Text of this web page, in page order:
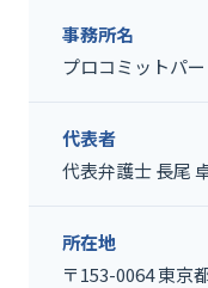
事務所名
プロコミットパー
代表者
代表弁護士 長尾
所在地
〒153-0064 東京